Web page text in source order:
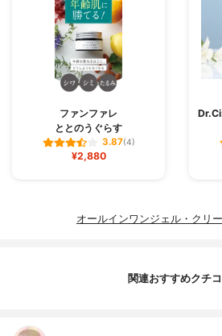
ファンファレ
ととのうぐらす
3.87(4)
¥2,880
オールインワンジェル・クリ
関連おすすめクチコ